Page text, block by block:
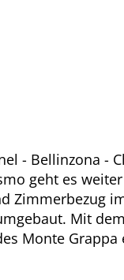
- Bellinzona -
geht es
Zimmerbezug
Mit
Monte